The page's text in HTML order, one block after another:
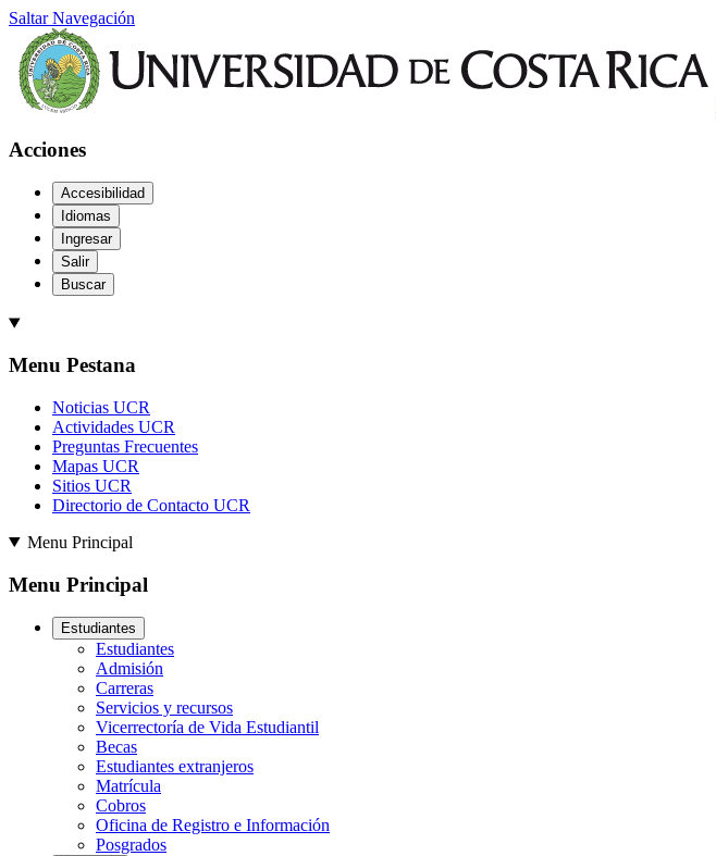
Saltar Navegación
Acciones
Accesibilidad
Idiomas
Ingresar
Salir
Buscar
Menu Pestana
Noticias UCR
Actividades UCR
Preguntas Frecuentes
Mapas UCR
Sitios UCR
Directorio de Contacto UCR
Menu Principal
Menu Principal
Estudiantes
Estudiantes
Admisión
Carreras
Servicios y recursos
Vicerrectoría de Vida Estudiantil
Becas
Estudiantes extranjeros
Matrícula
Cobros
Oficina de Registro e Información
Posgrados